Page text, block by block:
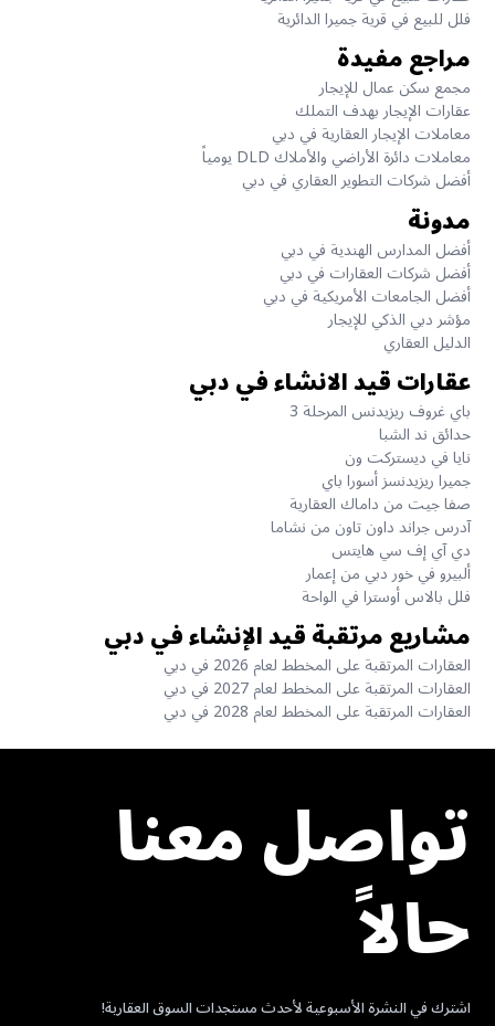
فلل للبيع في قرية جميرا الدائرية
مراجع مفيدة
مجمع سكن عمال للإيجار
عقارات الإيجار بهدف التملك
معاملات الإيجار العقارية في دبي
معاملات دائرة الأراضي والأملاك DLD يومياً
أفضل شركات التطوير العقاري في دبي
مدونة
أفضل المدارس الهندية في دبي
أفضل شركات العقارات في دبي
أفضل الجامعات الأمريكية في دبي
مؤشر دبي الذكي للإيجار
الدليل العقاري
عقارات قيد الانشاء في دبي
باي غروف ريزيدنس المرحلة 3
حدائق ند الشبا
نايا في ديستركت ون
جميرا ريزيدنسز أسورا باي
صفا جيت من داماك العقارية
آدرس جراند داون تاون من نشاما
دي آي إف سي هايتس
ألبيرو في خور دبي من إعمار
فلل بالاس أوسترا في الواحة
مشاريع مرتقبة قيد الإنشاء في دبي
العقارات المرتقبة على المخطط لعام 2026 في دبي
العقارات المرتقبة على المخطط لعام 2027 في دبي
العقارات المرتقبة على المخطط لعام 2028 في دبي
تواصل معنا
حالاً
اشترك في النشرة الأسبوعية لأحدث مستجدات السوق العقارية!